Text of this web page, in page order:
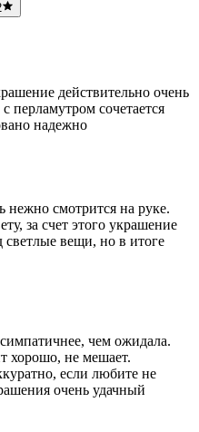
действительно очень
перламутром сочетается
надежно
нежно смотрится на руке.
за счет этого украшение
вещи, но в итоге
чем ожидала.
хорошо, не мешает.
если любите не
очень удачный